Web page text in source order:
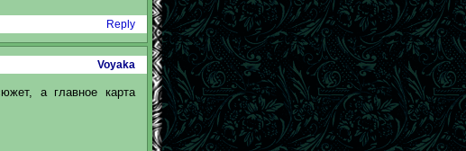
Reply
Voyaka
а главное карта